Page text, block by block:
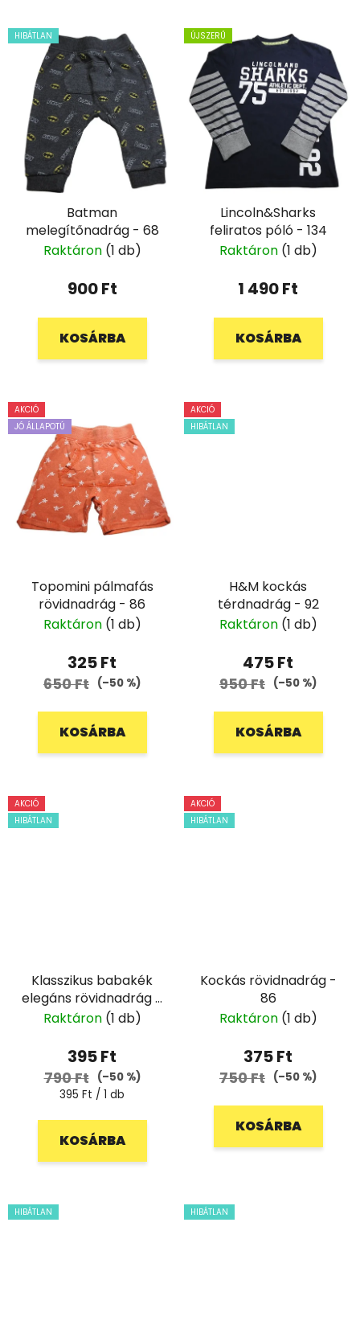
HIBÁTLAN
Batman
melegítőnadrág - 68
Raktáron (1 db)
900 Ft
KOSÁRBA
ÚJSZERŰ
Lincoln&Sharks
feliratos póló - 134
Raktáron (1 db)
1 490 Ft
KOSÁRBA
AKCIÓ
JÓ ÁLLAPOTÚ
Topomini pálmafás
rövidnadrág - 86
Raktáron (1 db)
325 Ft
650 Ft (–50 %)
KOSÁRBA
AKCIÓ
HIBÁTLAN
H&M kockás
térdnadrág - 92
Raktáron (1 db)
475 Ft
950 Ft (–50 %)
KOSÁRBA
AKCIÓ
HIBÁTLAN
Klasszikus babakék
elegáns rövidnadrág -
74
Raktáron (1 db)
395 Ft
790 Ft
(–50 %)
Egységár:
395 Ft / 1 db
KOSÁRBA
AKCIÓ
HIBÁTLAN
Kockás rövidnadrág -
86
Raktáron (1 db)
375 Ft
750 Ft (–50 %)
KOSÁRBA
HIBÁTLAN HIBÁTLAN